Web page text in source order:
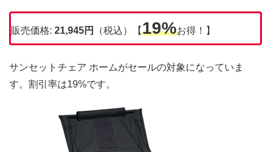
販売価格: 21,945円 （税込）【19%お得！】
サンセットチェア ホームがセールの対象になっていま
す。割引率は19%です。